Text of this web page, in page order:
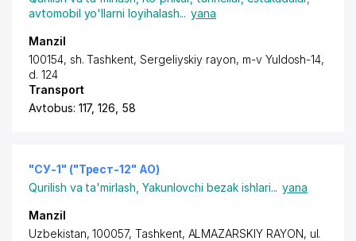
avtomobil yo'llarni loyihalash... yana
Manzil
100154, sh. Tashkent, Sergeliyskiy rayon, m-v Yuldosh-14,
d. 124
Transport
Avtobus: 117, 126, 58
"СУ-1" ("Трест-12" АО)
Qurilish va ta'mirlash Yakunlovchi bezak ishlari... yana
Manzil
Uzbekistan, 100057, Tashkent, ALMAZARSKIY RAYON, ul.